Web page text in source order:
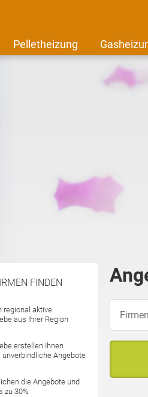
Pelletheizung
FINDEN
regional aktive
aus Ihrer Region
erstellen Ihnen
unverbindliche Angebote
die Angebote und
zu 30%